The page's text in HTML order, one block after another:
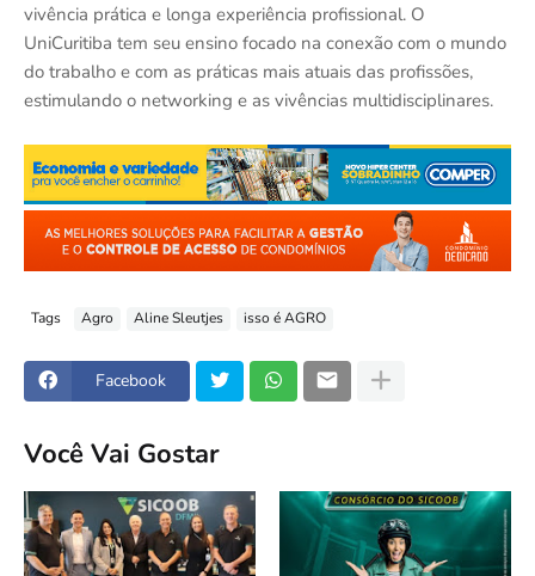
vivência prática e longa experiência profissional. O
UniCuritiba tem seu ensino focado na conexão com o mundo
do trabalho e com as práticas mais atuais das profissões,
estimulando o networking e as vivências multidisciplinares.
Tags Agro Aline Sleutjes isso é AGRO
Facebook
Você Vai Gostar